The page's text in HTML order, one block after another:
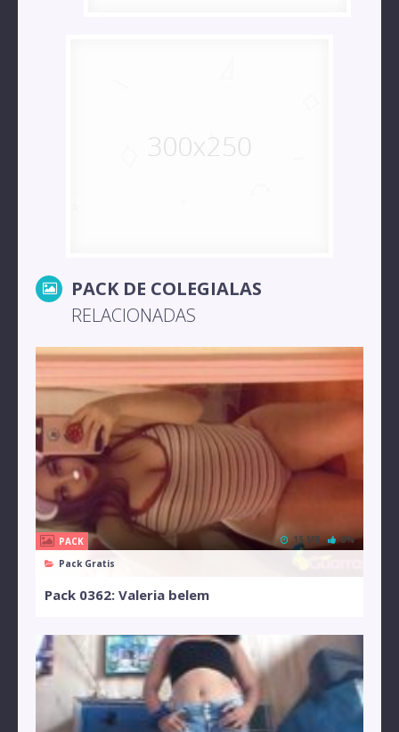
PACK DE COLEGIALAS
RELACIONADAS
PACK
Pack Gratis
15 MB 0%
Pack 0362: Valeria belem